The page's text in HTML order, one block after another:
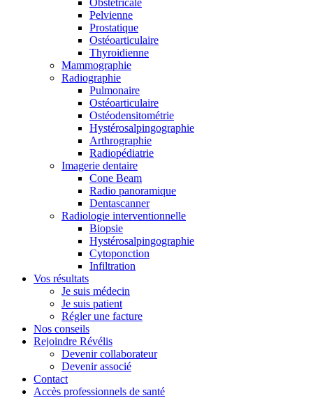
Pelvienne
Prostatique
Ostéoarticulaire
Thyroidienne
Mammographie
Radiographie
Pulmonaire
Ostéoarticulaire
Ostéodensitométrie
Hystérosalpingographie
Arthrographie
Radiopédiatrie
Imagerie dentaire
Cone Beam
Radio panoramique
Dentascanner
Radiologie interventionnelle
Biopsie
Hystérosalpingographie
Cytoponction
Infiltration
Vos résultats
Je suis médecin
Je suis patient
Régler une facture
Nos conseils
Rejoindre Révélis
Devenir collaborateur
Devenir associé
Contact
Accès professionnels de santé